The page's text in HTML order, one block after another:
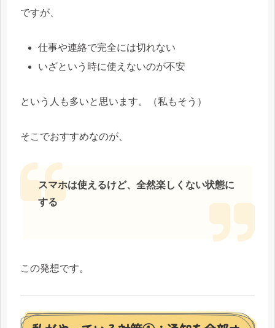
ですが、
仕事や連絡で完全には切れない
いざという時に使えないのが不安
という人も多いと思います。（私もそう）
そこでおすすめなのが、
スマホは使えるけど、全然楽しくない状態に
する
この発想です。